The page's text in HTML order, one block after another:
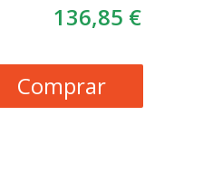
136,85 €
Comprar